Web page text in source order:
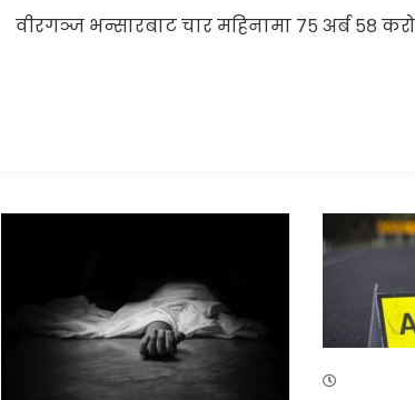
वीरगञ्ज भन्सारबाट चार महिनामा ७५ अर्ब ५८